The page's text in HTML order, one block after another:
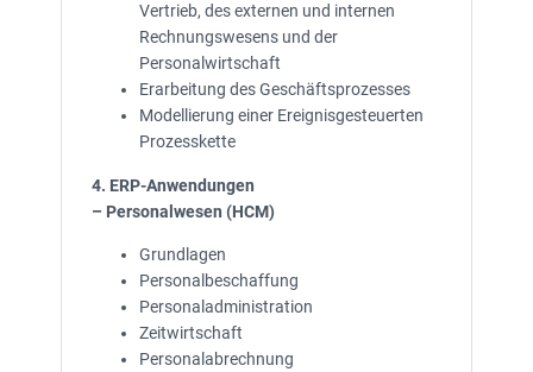
Vertrieb, des externen und internen
Rechnungswesens und der
Personalwirtschaft
Erarbeitung des Geschäftsprozesses
Modellierung einer Ereignisgesteuerten
Prozesskette
4. ERP-Anwendungen
– Personalwesen (HCM)
Grundlagen
Personalbeschaffung
Personaladministration
Zeitwirtschaft
Personalabrechnung